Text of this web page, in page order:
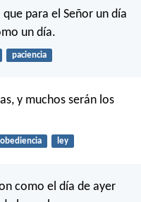
para el Señor un día
un día.
paciencia
y muchos serán los
obediencia ley
como el día de ayer